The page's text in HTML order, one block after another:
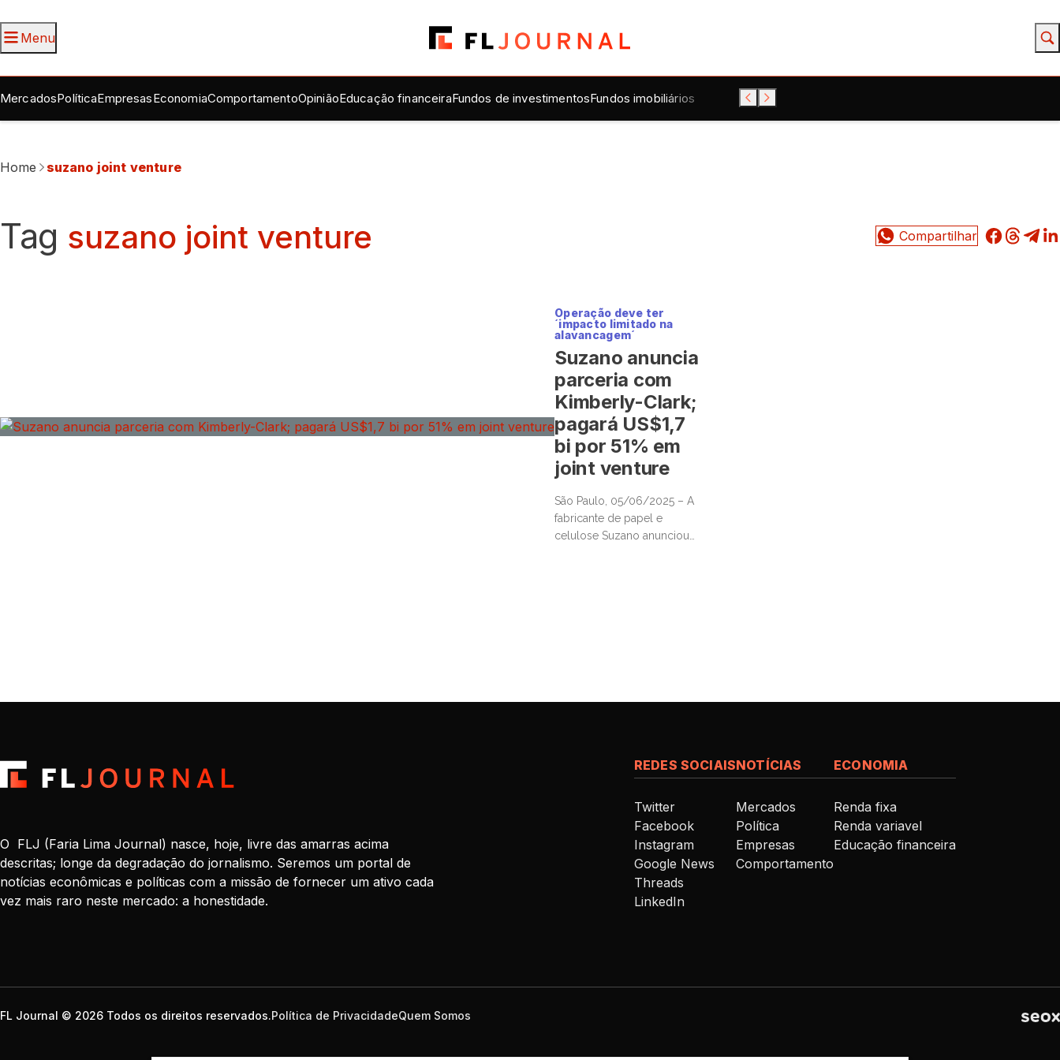
Menu
MercadosPolíticaEmpresasEconomiaComportamentoOpiniãoEducação financeiraFundos de investimentosFundos imobiliários
Home suzano joint venture
Tag suzano joint venture
Operação deve ter
´impacto limitado na
alavancagem´
Suzano anuncia
parceria com
Kimberly-Clark;
pagará US$1,7
bi por 51% em
joint venture
São Paulo, 05/06/2025 – A
fabricante de papel e
celulose Suzano anunciou
O FLJ (Faria Lima Journal) nasce, hoje, livre das amarras acima
descritas; longe da degradação do jornalismo. Seremos um portal de
notícias econômicas e políticas com a missão de fornecer um ativo cada
vez mais raro neste mercado: a honestidade.
REDES SOCIAIS
Twitter
Facebook
Instagram
Google News
Threads
LinkedIn
NOTÍCIAS
Mercados
Política
Empresas
Comportamento
ECONOMIA
Renda fixa
Renda variavel
Educação financeira
FL Journal © 2026 Todos os direitos reservados.Política de PrivacidadeQuem Somos